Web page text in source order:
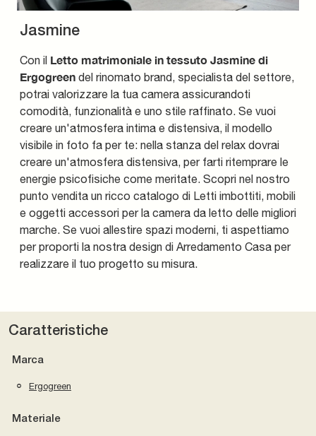
Jasmine
Con il Letto matrimoniale in tessuto Jasmine di
Ergogreen del rinomato brand, specialista del settore,
potrai valorizzare la tua camera assicurandoti
comodità, funzionalità e uno stile raffinato. Se vuoi
creare un'atmosfera intima e distensiva, il modello
visibile in foto fa per te: nella stanza del relax dovrai
creare un'atmosfera distensiva, per farti ritemprare le
energie psicofisiche come meritate. Scopri nel nostro
punto vendita un ricco catalogo di Letti imbottiti, mobili
e oggetti accessori per la camera da letto delle migliori
marche. Se vuoi allestire spazi moderni, ti aspettiamo
per proporti la nostra design di Arredamento Casa per
realizzare il tuo progetto su misura.
Caratteristiche
Marca
Ergogreen
Materiale